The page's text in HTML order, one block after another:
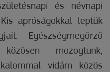
és névnapi
apróságokkal leptük
Egészségmegőrző
mozogtunk,
vidám közös